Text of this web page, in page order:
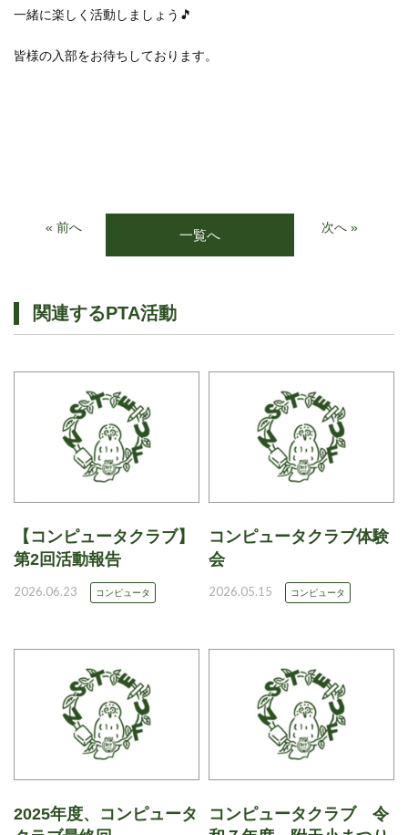
一緒に楽しく活動しましょう🎵
皆様の入部をお待ちしております。
« 前へ 一覧へ 次へ »
関連するPTA活動
【コンピュータクラブ】
第2回活動報告
2026.06.23 コンピュータ
コンピュータクラブ体験
会
2026.05.15 コンピュータ
2025年度、コンピュータ
コンピュータクラブ 令